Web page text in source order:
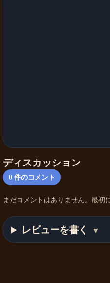
ディスカッション
0件のコメント
まだコメントはありません。最初
レビューを書く ▼